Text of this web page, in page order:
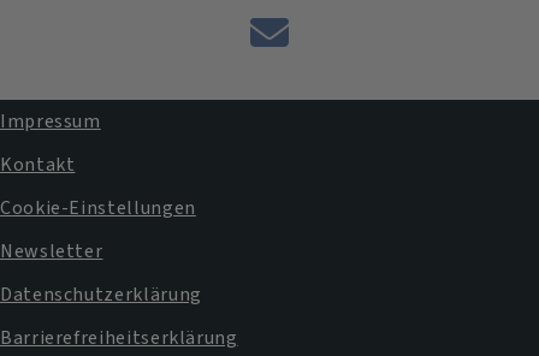
E-
Fußbereichsmenü
Impressum
Kontakt
Cookie-Einstellungen
Newsletter
Datenschutzerklärung
Barrierefreiheitserklärung